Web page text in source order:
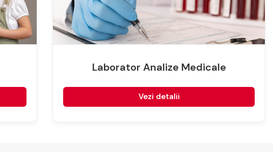
Laborator Analize Medicale
Vezi detalii